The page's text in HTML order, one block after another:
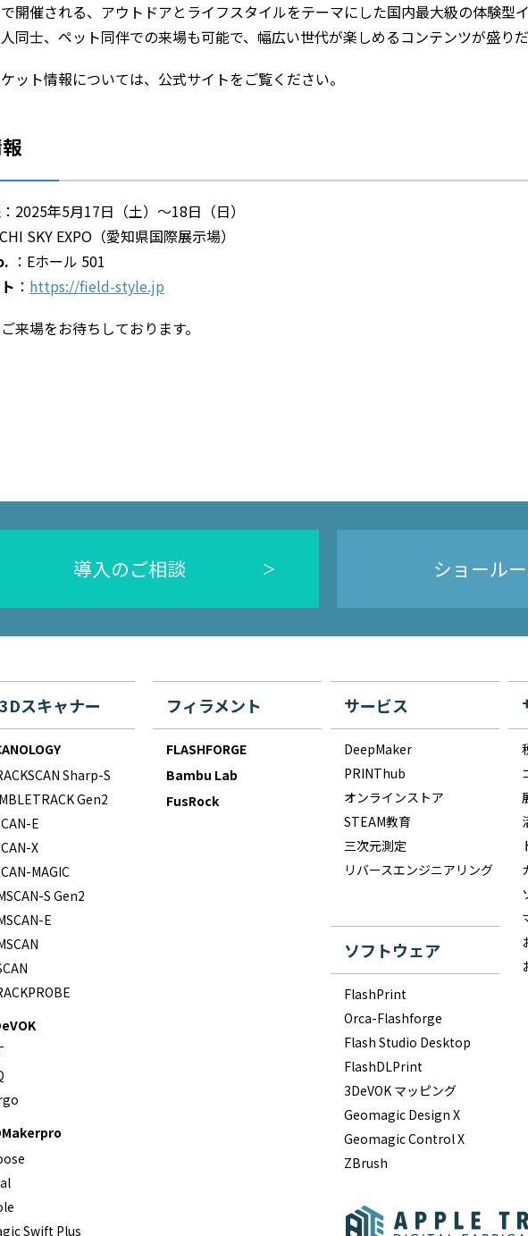
開催される、アウトドアとライフスタイルをテーマにした国内最大級の体験型
同士、ペット同伴での来場も可能で、幅広い世代が楽しめるコンテンツが盛りだ
ット情報については、公式サイトをご覧ください。
：2025年5月17日（土）〜18日（日）
SKY EXPO（愛知県国際展示場）
：Eホール 501
： https://field-style.jp
来場をお待ちしております。
導入のご相談 ショール
3Dスキャナー
Sharp-S
Gen2
E
X
MAGIC
S Gen2
E
Swift Plus
フィラメント
FLASHFORGE
Bambu Lab
FusRock
サービス
DeepMaker
PRINThub
オンラインストア
STEAM教育
三次元測定
リバースエンジニアリング
ソフトウェア
FlashPrint
Orca-Flashforge
Flash Studio Desktop
FlashDLPrint
3DeVOK マッピング
Geomagic Design X
Geomagic Control X
ZBrush